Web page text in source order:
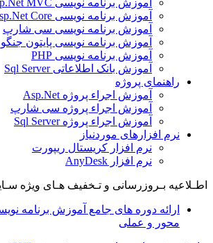
آموزش برنامه نویسی Asp.Net Core
آموزش برنامه نویسی سی شارپ
آموزش برنامه نویسی پایتون جنگو
آموزش برنامه نویسی PHP
آموزش بانک اطلاعاتی Sql Server
راهنمای پروژه
آموزش اجراء پروژه Asp.Net
آموزش اجراء پروژه سی شارپ
آموزش اجراء پروژه Sql Server
نرم افزارهای موردنیاز
نرم افزار کریستال ریپورت
نرم افزار AnyDesk
اطـلاعیه بـروزرسانی و تـخفیف هـای ویژه
ارائه دوره های جامع آموزش برنامه
محور و عملی